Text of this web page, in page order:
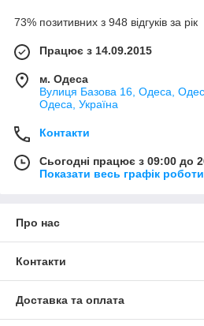
73% позитивних з 948 відгуків за рік
Працює з 14.09.2015
м. Одеса
Вулиця Базова 16, Одеса,
Одеса, Україна
Контакти
Сьогодні працює з 09:00 до
Показати весь графік роботи
Про нас
Контакти
Доставка та оплата